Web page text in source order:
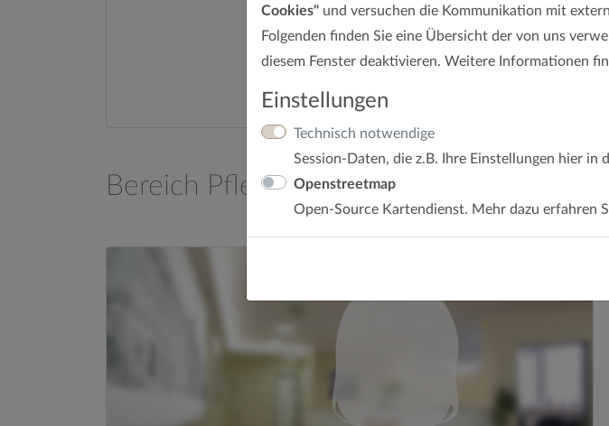
Bereich Pflege
Cookies" und versuchen die Kommunikation mit
Folgenden finden Sie eine Übersicht der von uns
diesem Fenster deaktivieren. Weitere Informationen
Einstellungen
Technisch notwendige
Session-Daten, die z.B. Ihre Einstellungen hier in
Openstreetmap
Open-Source Kartendienst. Mehr dazu erfahren